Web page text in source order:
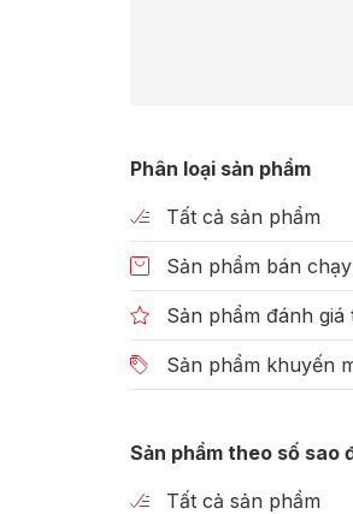
Phân loại sản phẩm
Tất cả sản phẩm
Sản phẩm bán chạy
Sản phẩm đánh giá
Sản phẩm khuyến
Sản phẩm theo số sao
Tất cả sản phẩm